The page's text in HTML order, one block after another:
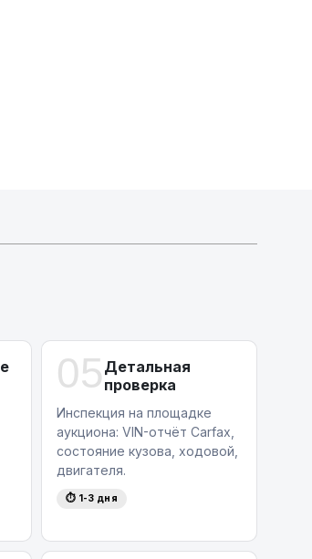
05 Детальная
проверка
Инспекция на площадке
аукциона: VIN-отчёт Carfax,
состояние кузова, ходовой,
двигателя.
⏱ 1-3 дня